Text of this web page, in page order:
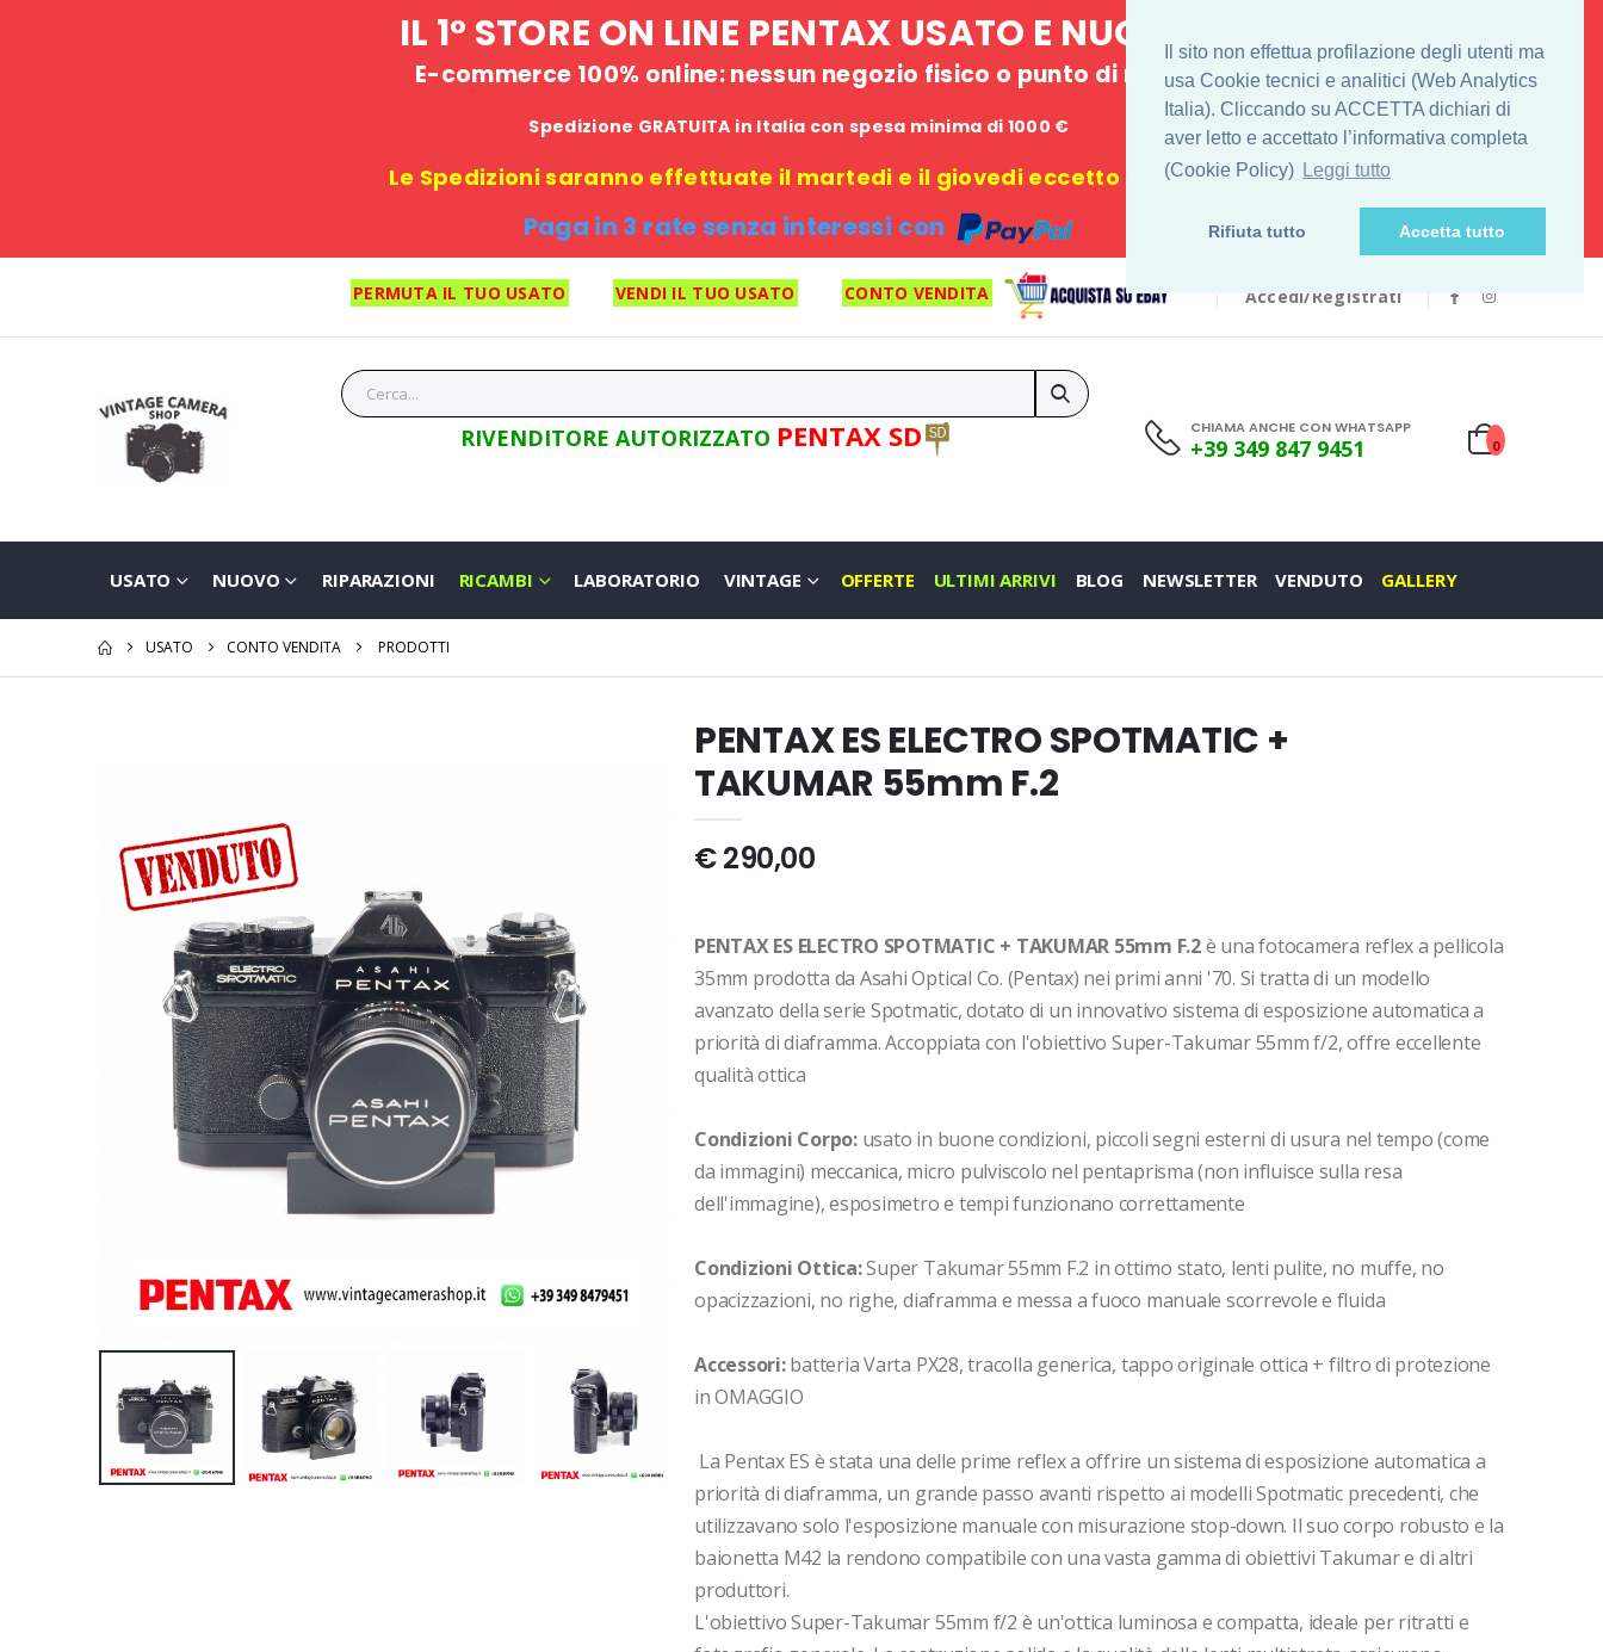
Il sito non effettua profilazione degli utenti ma
usa Cookie tecnici e analitici (Web Analytics
Italia). Cliccando su ACCETTA dichiari di
aver letto e accettato l’informativa completa
(Cookie Policy) Leggi tutto
Rifiuta tutto Accetta tutto
IL 1° STORE ON LINE PENTAX USATO E NUOVO
E-commerce 100% online: nessun negozio fisico o punto di ritiro
Spedizione GRATUITA in Italia con spesa minima di 1000 €
Le Spedizioni saranno effettuate il martedi e il giovedi eccetto i festivi
Paga in 3 rate senza interessi con
PERMUTA IL TUO USATO VENDI IL TUO USATO CONTO VENDITA Accedi/Registrati
RIVENDITORE AUTORIZZATO PENTAX SD CHIAMA ANCHE CON WHATSAPP
+39 349 847 9451 0
USATO NUOVO RIPARAZIONI RICAMBI LABORATORIO VINTAGE OFFERTE ULTIMI ARRIVI BLOG NEWSLETTER VENDUTO GALLERY
USATO CONTO VENDITA PRODOTTI
PENTAX ES ELECTRO SPOTMATIC +
TAKUMAR 55mm F.2
€ 290,00
PENTAX ES ELECTRO SPOTMATIC + TAKUMAR 55mm F.2è una fotocamera reflex a pellicola
35mm prodotta da Asahi Optical Co. (Pentax) nei primi anni '70. Si tratta di un modello
avanzato della serie Spotmatic, dotato di un innovativo sistema di esposizione automatica a
priorità di diaframma. Accoppiata con l'obiettivo Super-Takumar 55mm f/2, offre eccellente
qualità ottica
Condizioni Corpo: usato in buone condizioni, piccoli segni esterni di usura nel tempo (come
da immagini) meccanica, micro pulviscolo nel pentaprisma (non influisce sulla resa
dell'immagine), esposimetro e tempi funzionano correttamente
Condizioni Ottica:Super Takumar 55mm F.2 in ottimo stato, lenti pulite, no muffe, no
opacizzazioni, no righe, diaframma e messa a fuoco manuale scorrevole e fluida
Accessori:batteria Varta PX28, tracolla generica, tappo originale ottica + filtro di protezione
in OMAGGIO
La Pentax ES è stata una delle prime reflex a offrire un sistema di esposizione automatica a
priorità di diaframma, un grande passo avanti rispetto ai modelli Spotmatic precedenti, che
utilizzavano solo l'esposizione manuale con misurazione stop-down. Il suo corpo robusto e la
baionetta M42 la rendono compatibile con una vasta gamma di obiettivi Takumar e di altri
produttori.
L'obiettivo Super-Takumar 55mm f/2 è un'ottica luminosa e compatta, ideale per ritratti e